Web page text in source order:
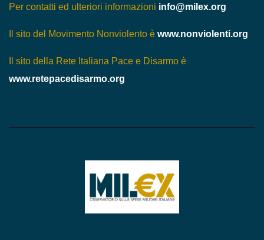
Per contatti ed ulteriori informazioni info@milex.org
Il sito del Movimento Nonviolento è www.nonviolenti.org
Il sito della Rete Italiana Pace e Disarmo è
www.retepacedisarmo.org